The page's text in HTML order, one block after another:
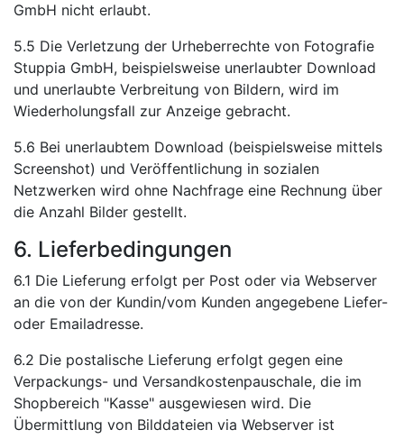
GmbH nicht erlaubt.
5.5 Die Verletzung der Urheberrechte von Fotografie
Stuppia GmbH, beispielsweise unerlaubter Download
und unerlaubte Verbreitung von Bildern, wird im
Wiederholungsfall zur Anzeige gebracht.
5.6 Bei unerlaubtem Download (beispielsweise mittels
Screenshot) und Veröffentlichung in sozialen
Netzwerken wird ohne Nachfrage eine Rechnung über
die Anzahl Bilder gestellt.
6. Lieferbedingungen
6.1 Die Lieferung erfolgt per Post oder via Webserver
an die von der Kundin/vom Kunden angegebene Liefer-
oder Emailadresse.
6.2 Die postalische Lieferung erfolgt gegen eine
Verpackungs- und Versandkostenpauschale, die im
Shopbereich "Kasse" ausgewiesen wird. Die
Übermittlung von Bilddateien via Webserver ist